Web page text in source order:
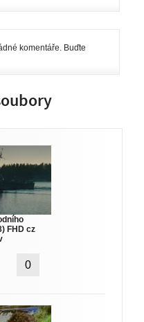
komentáře. Buďte
FHD cz
0